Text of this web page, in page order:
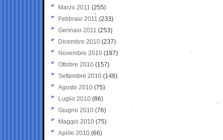
Marzo 2011 (255)
Febbraio 2011 (233)
Gennaio 2011 (253)
Dicembre 2010 (237)
Novembre 2010 (187)
Ottobre 2010 (157)
Settembre 2010 (148)
Agosto 2010 (75)
Luglio 2010 (86)
Giugno 2010 (76)
Maggio 2010 (75)
Aprile 2010 (66)